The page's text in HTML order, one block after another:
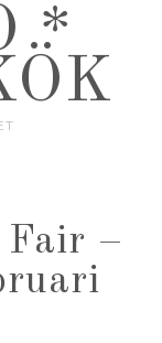
*
–